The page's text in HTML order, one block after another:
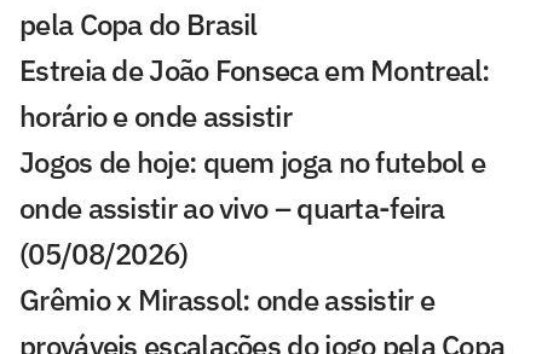
pela Copa do Brasil
Estreia de João Fonseca em Montreal:
horário e onde assistir
Jogos de hoje: quem joga no futebol e
onde assistir ao vivo – quarta-feira
(05/08/2026)
Grêmio x Mirassol: onde assistir e
prováveis escalações do jogo pela Copa